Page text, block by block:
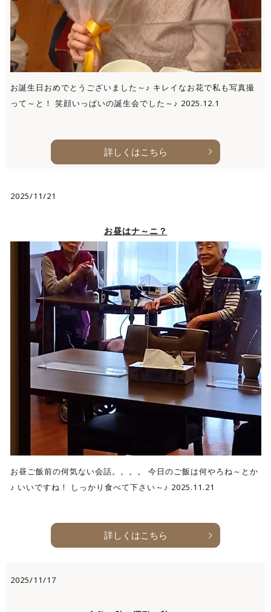
お誕生日おめでとうございました～♪ キレイなお花で私も写真撮
って～と！ 笑顔いっぱいの誕生会でした～♪ 2025.12.1
詳しくはこちら
2025/11/21
お昼はナ～ニ？
お昼ご飯前の何気ない会話。。。。 今日のご飯は何やろね～とか
♪ いいですね！ しっかり食べて下さい～♪ 2025.11.21
詳しくはこちら
2025/11/17